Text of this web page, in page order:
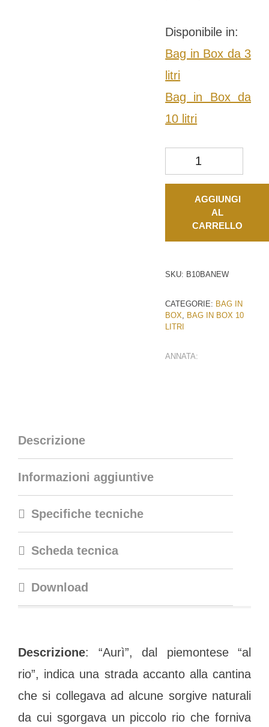
Disponibile in:
Bag in Box da 3
litri
Bag in Box da
10 litri
Aurì Rosso quantità
AGGIUNGI
AL
CARRELLO
SKU: B10BANEW
CATEGORIE: BAG IN
BOX, BAG IN BOX 10
LITRI
ANNATA:
Descrizione
Informazioni aggiuntive
Specifiche tecniche
Scheda tecnica
Download
Descrizione: “Aurì”, dal piemontese “al
rio”, indica una strada accanto alla cantina
che si collegava ad alcune sorgive naturali
da cui sgorgava un piccolo rio che forniva